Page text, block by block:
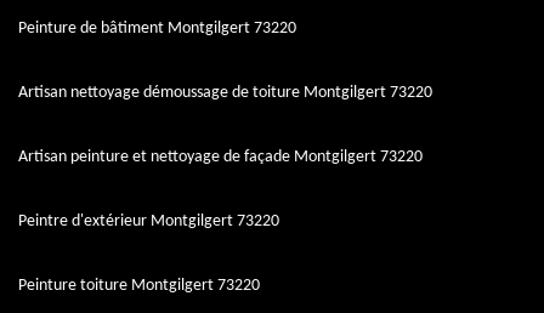
Peinture de bâtiment Montgilgert 73220
Artisan nettoyage démoussage de toiture Montgilgert 73220
Artisan peinture et nettoyage de façade Montgilgert 73220
Peintre d'extérieur Montgilgert 73220
Peinture toiture Montgilgert 73220